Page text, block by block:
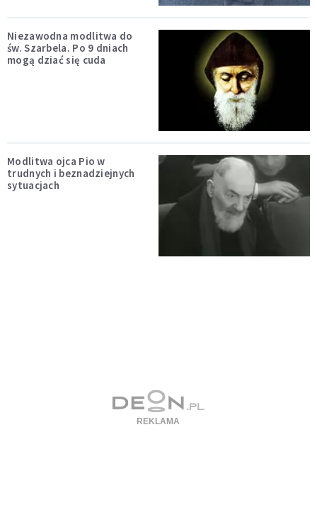
Niezawodna modlitwa do
św. Szarbela. Po 9 dniach
mogą dziać się cuda
Modlitwa ojca Pio w
trudnych i beznadziejnych
sytuacjach